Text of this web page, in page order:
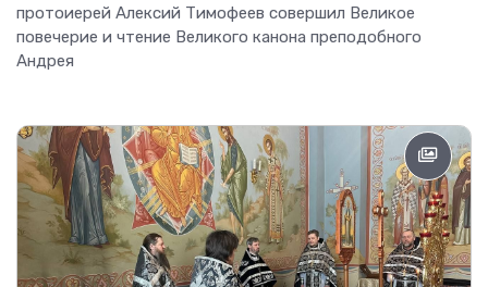
протоиерей Алексий Тимофеев совершил Великое
повечерие и чтение Великого канона преподобного
Андрея